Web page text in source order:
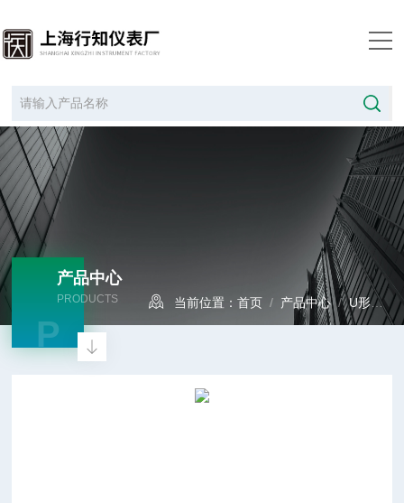
产品中心
PRODUCTS
P
当前位置：首页 / 产品中心/U形管真空计